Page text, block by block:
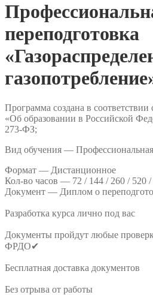
переподготовка
Программа создана в
«Об образовании в Российской
273-ФЗ;
Вид обучения — Профессиональная
Формат — Дистанционное
Кол-во часов — 72 / 144 / 260 / 520
Документ — Диплом о
Разработка курса лично под вас
Документы пройдут любые
ФРДО✔
Бесплатная доставка документов
Без отрыва от работы